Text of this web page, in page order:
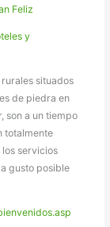
Feliz
y
situados
de piedra en
son a un tiempo
totalmente
servicios
gusto posible